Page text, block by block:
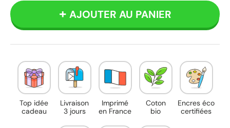
AJOUTER AU PANIER
Top idée
cadeau
Livraison
3 jours
Imprimé
en France
Coton
bio
Encres éco
certifiées